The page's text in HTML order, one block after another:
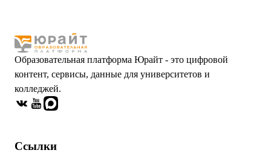
Образовательная платформа Юрайт - это цифровой
контент, сервисы, данные для университетов и
колледжей.
Ссылки